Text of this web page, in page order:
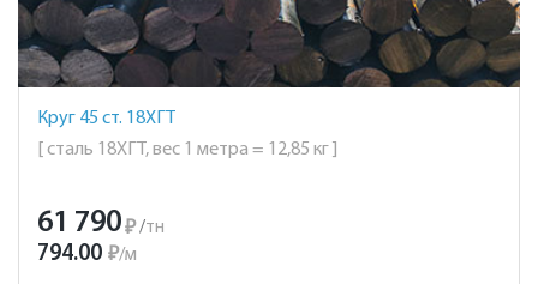
Круг 45 ст. 18ХГТ
[ сталь 18ХГТ, вес 1 метра = 12,85 кг ]
61 790₽ /тн
794.00 ₽/м